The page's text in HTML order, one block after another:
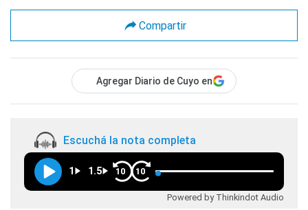
Compartir
Agregar Diario de Cuyo en
Escuchá la nota completa
1 1.5 10 10
Powered by Thinkindot Audio